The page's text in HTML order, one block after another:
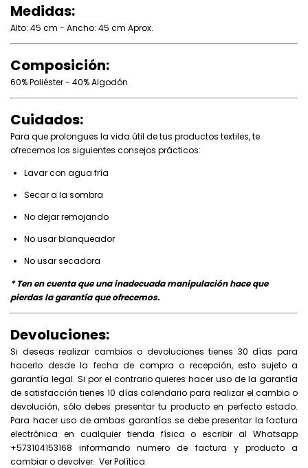
Medidas:
Alto: 45 cm - Ancho: 45 cm Aprox.
Composición:
60% Poliéster - 40% Algodón
Cuidados:
Para que prolongues la vida útil de tus productos textiles, te
ofrecemos los siguientes consejos prácticos:
Lavar con agua fría
Secar a la sombra
No dejar remojando
No usar blanqueador
No usar secadora
* Ten en cuenta que una inadecuada manipulación hace que
pierdas la garantía que ofrecemos.
Devoluciones:
Si deseas realizar cambios o devoluciones tienes 30 días para
hacerlo desde la fecha de compra o recepción, esto sujeto a
garantía legal. Si por el contrario quieres hacer uso de la garantía
de satisfacción tienes 10 días calendario para realizar el cambio o
devolución, sólo debes presentar tu producto en perfecto estado.
Para hacer uso de ambas garantías se debe presentar la factura
electrónica en cualquier tienda física o escribir al Whatsapp
+573104153168 informando numero de factura y producto a
cambiar o devolver. Ver Política